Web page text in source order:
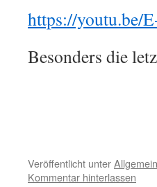
https://youtu.be/
Besonders die
Veröffentlicht unterAllgemein
Kommentar hinterlassen